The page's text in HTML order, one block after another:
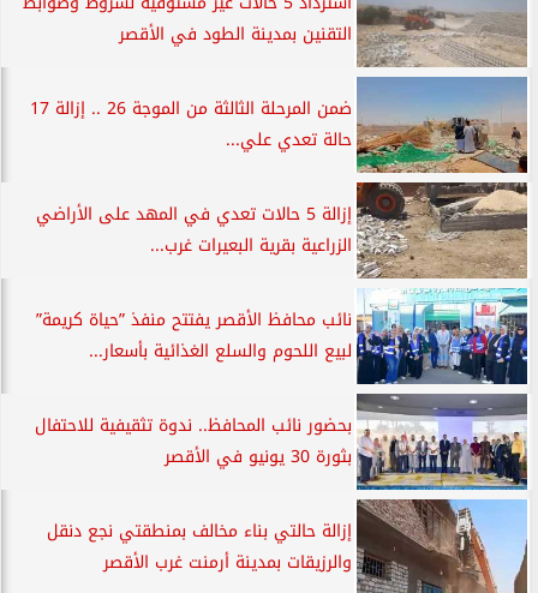
التقنين بمدينة الطود في الأقصر
ضمن المرحلة الثالثة من الموجة 26 .. إزالة 17
حالة تعدي علي...
إزالة 5 حالات تعدي في المهد على الأراضي
الزراعية بقرية البعيرات غرب...
نائب محافظ الأقصر يفتتح منفذ ”حياة كريمة”
لبيع اللحوم والسلع الغذائية بأسعار...
بحضور نائب المحافظ.. ندوة تثقيفية للاحتفال
بثورة 30 يونيو في الأقصر
إزالة حالتي بناء مخالف بمنطقتي نجع دنقل
والرزيقات بمدينة أرمنت غرب الأقصر